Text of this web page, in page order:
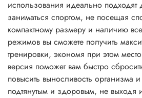
использования идеально подходят
заниматься спортом, не посещая
компактному размеру и наличию
режимов вы сможете получить
тренировки, экономя при этом
версия поможет вам быстро
повысить выносливость организма и
подтянутым и здоровым, не выходя